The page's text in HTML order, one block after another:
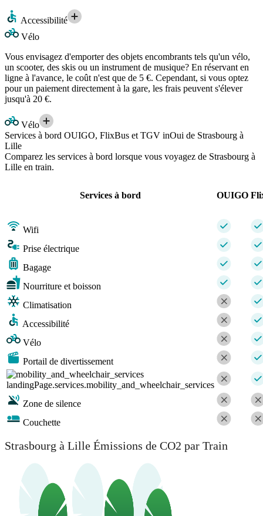
Accessibilité
Vélo
Vous envisagez d'emporter des objets encombrants tels qu'un vélo,
un scooter, des skis ou un instrument de musique? En réservant en
ligne à l'avance, le coût n'est que de 5 €. Cependant, si vous optez
pour un paiement directement à la gare, les frais peuvent s'élever
jusqu'à 20 €.
Vélo
Services à bord OUIGO, FlixBus et TGV inOui de Strasbourg à
Lille
Comparez les services à bord lorsque vous voyagez de Strasbourg à
Lille en train.
Services à bord OUIGO
Wifi
Prise électrique
Bagage
Nourriture et boisson
Climatisation
Accessibilité
Vélo
Portail de divertissement
landingPage.services.mobility_and_wheelchair_services
Zone de silence
Couchette
Strasbourg à Lille Émissions de CO2 par Train